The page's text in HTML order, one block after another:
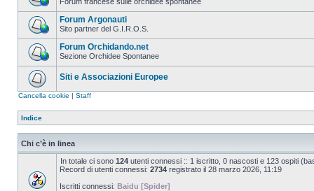
Forum Argonauti
Sito partner del G.I.R.O.S.
Forum Orchidando.net
Sezione Orchidee Spontanee
Siti e Associazioni Europee
Cancella cookie | Staff
Indice
Chi c’è in linea
In totale ci sono 124 utenti connessi :: 1 iscritto, 0 nascosti e 123 ospiti
Record di utenti connessi: 2734 registrato il 28 marzo 2026, 11:19
Iscritti connessi: Baidu [Spider]